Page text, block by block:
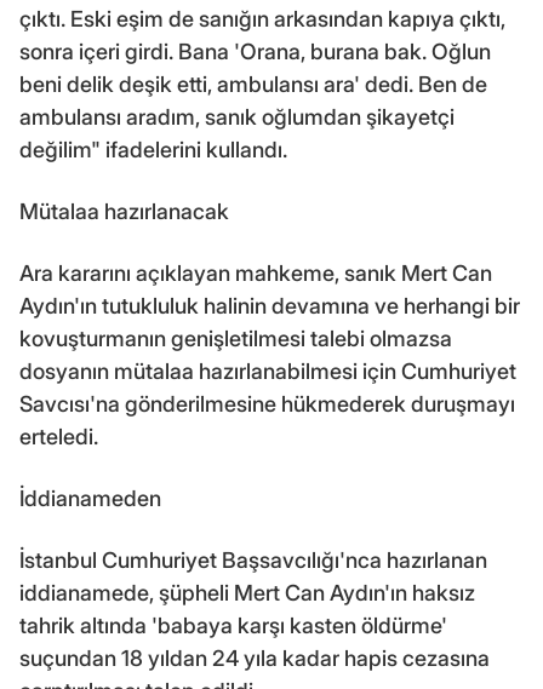
çıktı. Eski eşim de sanığın arkasından kapıya çıktı,
sonra içeri girdi. Bana 'Orana, burana bak. Oğlun
beni delik deşik etti, ambulansı ara' dedi. Ben de
ambulansı aradım, sanık oğlumdan şikayetçi
değilim" ifadelerini kullandı.
Mütalaa hazırlanacak
Ara kararını açıklayan mahkeme, sanık Mert Can
Aydın'ın tutukluluk halinin devamına ve herhangi bir
kovuşturmanın genişletilmesi talebi olmazsa
dosyanın mütalaa hazırlanabilmesi için Cumhuriyet
Savcısı'na gönderilmesine hükmederek duruşmayı
erteledi.
İddianameden
İstanbul Cumhuriyet Başsavcılığı'nca hazırlanan
iddianamede, şüpheli Mert Can Aydın'ın haksız
tahrik altında 'babaya karşı kasten öldürme'
suçundan 18 yıldan 24 yıla kadar hapis cezasına